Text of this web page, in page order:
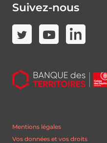
Suivez-nous
Mentions légales
Vos données et vos droits